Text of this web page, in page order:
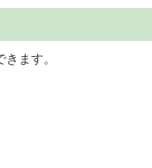
することがで